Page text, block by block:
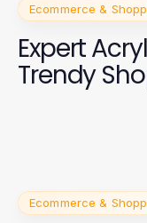
Ecommerce &
Expert
Trendy
Ecommerce &